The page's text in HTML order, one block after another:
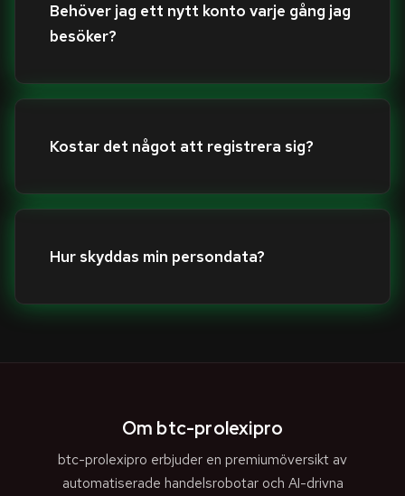
Behöver jag ett nytt konto varje gång jag
besöker?
Kostar det något att registrera sig?
Hur skyddas min persondata?
Om btc-prolexipro
btc-prolexipro erbjuder en premiumöversikt av
automatiserade handelsrobotar och AI-drivna